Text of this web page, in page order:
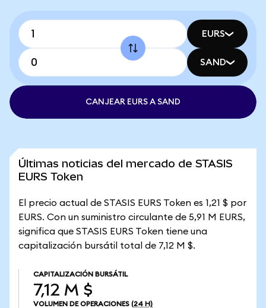
EURS
SAND
CANJEAR EURS A SAND
Últimas noticias del mercado de STASIS
EURS Token
El precio actual de STASIS EURS Token es 1,21 $ por
EURS. Con un suministro circulante de 5,91 M EURS,
significa que STASIS EURS Token tiene una
capitalización bursátil total de 7,12 M $.
CAPITALIZACIÓN BURSÁTIL
7,12 M $
VOLUMEN DE OPERACIONES (24 H)